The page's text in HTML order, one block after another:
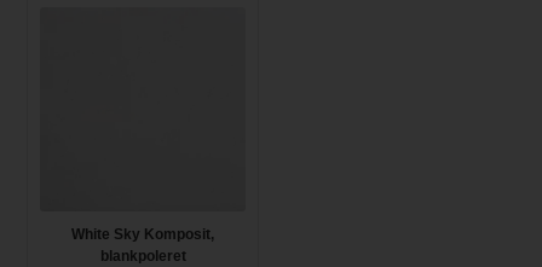
White Sky Komposit,
blankpoleret